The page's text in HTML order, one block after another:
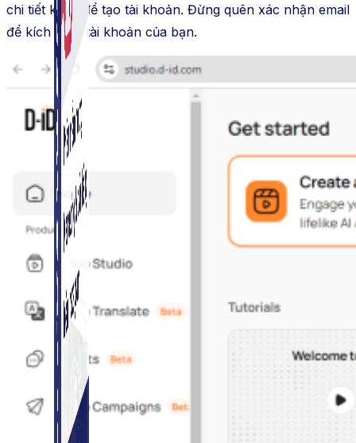
Simple Instagram
Phần mềm gửi follow, nhắn tin, nuôi nick Instagram.
chi tiết khác để tạo tài khoản. Đừng quên xác nhận email
để kích hoạt tài khoản của bạn.